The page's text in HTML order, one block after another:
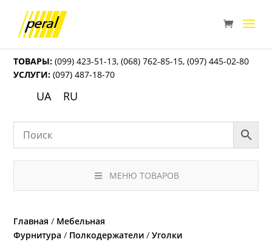
ТОВАРЫ: (099) 423-51-13,(068) 762-85-15,(097) 445-02-80
УСЛУГИ: (097) 487-18-70
UA RU
МЕНЮ ТОВАРОВ
Главная / Мебельная
Фурнитура / Полкодержатели /Уголки